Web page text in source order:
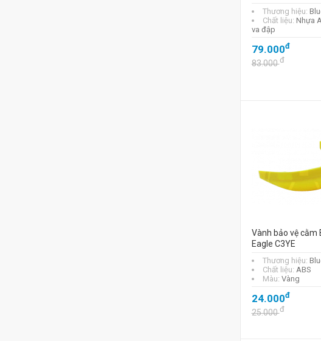
Thương hiệu:
Chất liệu: Nhựa
va đập
79.000đ
83.000đ
Vành bảo vệ cằm
Eagle C3YE
Thương hiệu:
Chất liệu: ABS
Màu: Vàng
24.000đ
25.000đ